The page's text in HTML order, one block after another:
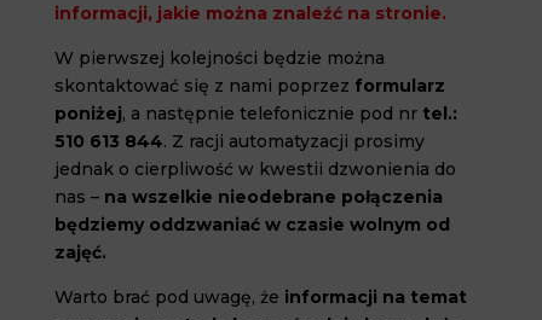
informacji, jakie można znaleźć na stronie.
W pierwszej kolejności będzie można
skontaktować się z nami poprzez formularz
poniżej, a następnie telefonicznie pod nr tel.:
510 613 844. Z racji automatyzacji prosimy
jednak o cierpliwość w kwestii dzwonienia do
nas – na wszelkie nieodebrane połączenia
będziemy oddzwaniać w czasie wolnym od
zajęć.
Warto brać pod uwagę, że informacji na temat